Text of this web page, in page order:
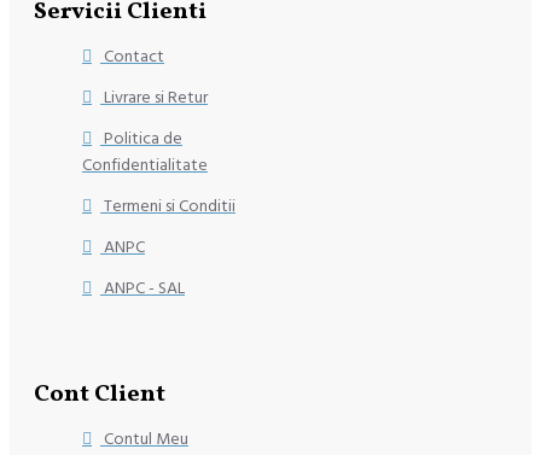
Servicii Clienti
Contact
Livrare si Retur
Politica de
Confidentialitate
Termeni si Conditii
ANPC
ANPC - SAL
Cont Client
Contul Meu